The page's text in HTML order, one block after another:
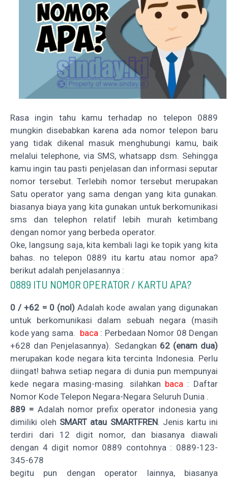
Rasa ingin tahu kamu terhadap no telepon 0889
mungkin disebabkan karena ada nomor telepon baru
yang tidak dikenal masuk menghubungi kamu, baik
melalui telephone, via SMS, whatsapp dsm. Sehingga
kamu ingin tau pasti penjelasan dan informasi seputar
nomor tersebut. Terlebih nomor tersebut merupakan
Satu operator yang sama dengan yang kita gunakan.
biasanya biaya yang kita gunakan untuk berkomunikasi
sms dan telephon relatif lebih murah ketimbang
dengan nomor yang berbeda operator.
Oke, langsung saja, kita kembali lagi ke topik yang kita
bahas. no telepon 0889 itu kartu atau nomor apa?
berikut adalah penjelasannya :
0889 ITU NOMOR OPERATOR / KARTU APA?
0 / +62 = 0 (nol) Adalah kode awalan yang digunakan
untuk berkomunikasi dalam sebuah negara (masih
kode yang sama. baca: Perbedaan Nomor 08 Dengan
+628 dan Penjelasannya). Sedangkan 62 (enam dua)
merupakan kode negara kita tercinta Indonesia. Perlu
diingat! bahwa setiap negara di dunia pun mempunyai
kede negara masing-masing. silahkan baca: Daftar
Nomor Kode Telepon Negara-Negara Seluruh Dunia .
889 = Adalah nomor prefix operator indonesia yang
dimiliki oleh SMART atau SMARTFREN. Jenis kartu ini
terdiri dari 12 digit nomor, dan biasanya diawali
dengan 4 digit nomor 0889 contohnya : 0889-123-
345-678
begitu pun dengan operator lainnya, biasanya